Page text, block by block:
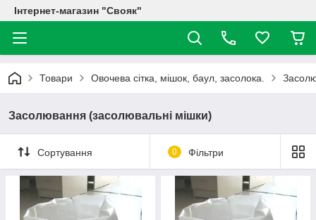
Інтернет-магазин "Свояк"
Товари Овочева сітка, мішок, баул, засолока.
Засолювання (засолювальні мішки)
Сортування 0 Фільтри